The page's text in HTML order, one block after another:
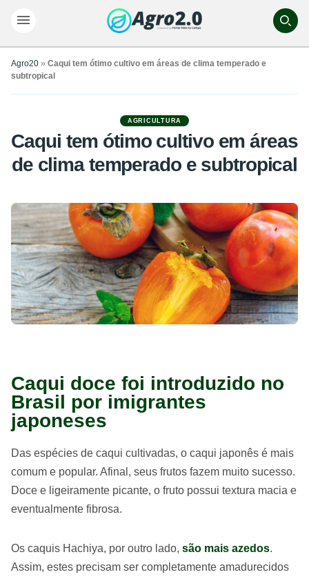
Agro20 » Caqui tem ótimo cultivo em áreas de clima temperado e
subtropical
AGRICULTURA
Caqui tem ótimo cultivo em áreas
de clima temperado e subtropical
Caqui doce foi introduzido no
Brasil por imigrantes
japoneses
Das espécies de caqui cultivadas, o caqui japonês é mais
comum e popular. Afinal, seus frutos fazem muito sucesso.
Doce e ligeiramente picante, o fruto possui textura macia e
eventualmente fibrosa.
Os caquis Hachiya, por outro lado, são mais azedos.
Assim, estes precisam ser completamente amadurecidos